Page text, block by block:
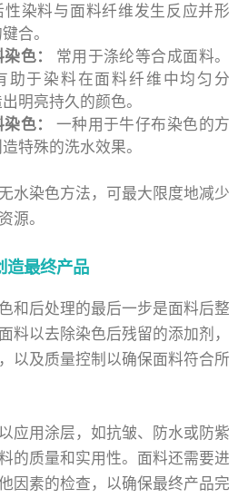
性染料与面料纤维发生反应并形
合。
色：
常用于涤纶等合成面料。
助于染料在面料纤维中均匀分
明亮持久的颜色。
色：
一种用于牛仔布染色的方
特殊的洗水效果。
水染色方法，可最大限度地减少
源。
造最终产品
和后处理的最后一步是面料后整
料以去除染色后残留的添加剂，
以及质量控制以确保面料符合所
应用涂层，如抗皱、防水或防紫
的质量和实用性。面料还需要进
因素的检查，以确保最终产品完